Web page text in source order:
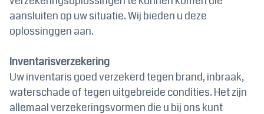
aansluiten op uw situatie. Wij bieden u deze
oplossinggen aan.
Inventarisverzekering
Uw inventaris goed verzekerd tegen brand, inbraak,
waterschade of tegen uitgebreide condities. Het zijn
allemaal verzekeringsvormen die u bij ons kunt